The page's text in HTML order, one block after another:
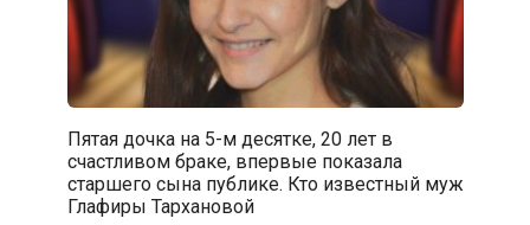
Пятая дочка на 5-м десятке, 20 лет в
счастливом браке, впервые показала
старшего сына публике. Кто известный муж
Глафиры Тархановой